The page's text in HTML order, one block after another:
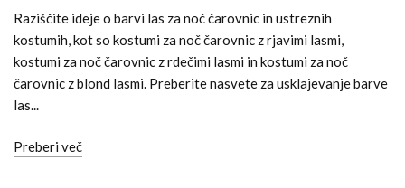
Raziščite ideje o barvi las za noč čarovnic in ustreznih
kostumih, kot so kostumi za noč čarovnic z rjavimi lasmi,
kostumi za noč čarovnic z rdečimi lasmi in kostumi za noč
čarovnic z blond lasmi. Preberite nasvete za usklajevanje barve
las...
Preberi več